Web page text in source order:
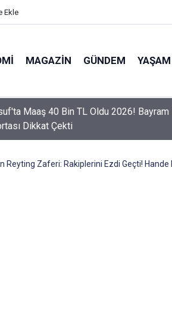
Ekle
MAGAZIN GÜNDEM YAŞAM
Yeni Dönemde 3 İhlal Ehliyet
Reyting Zaferi: Rakiplerini Ezdi Geçti! Hande